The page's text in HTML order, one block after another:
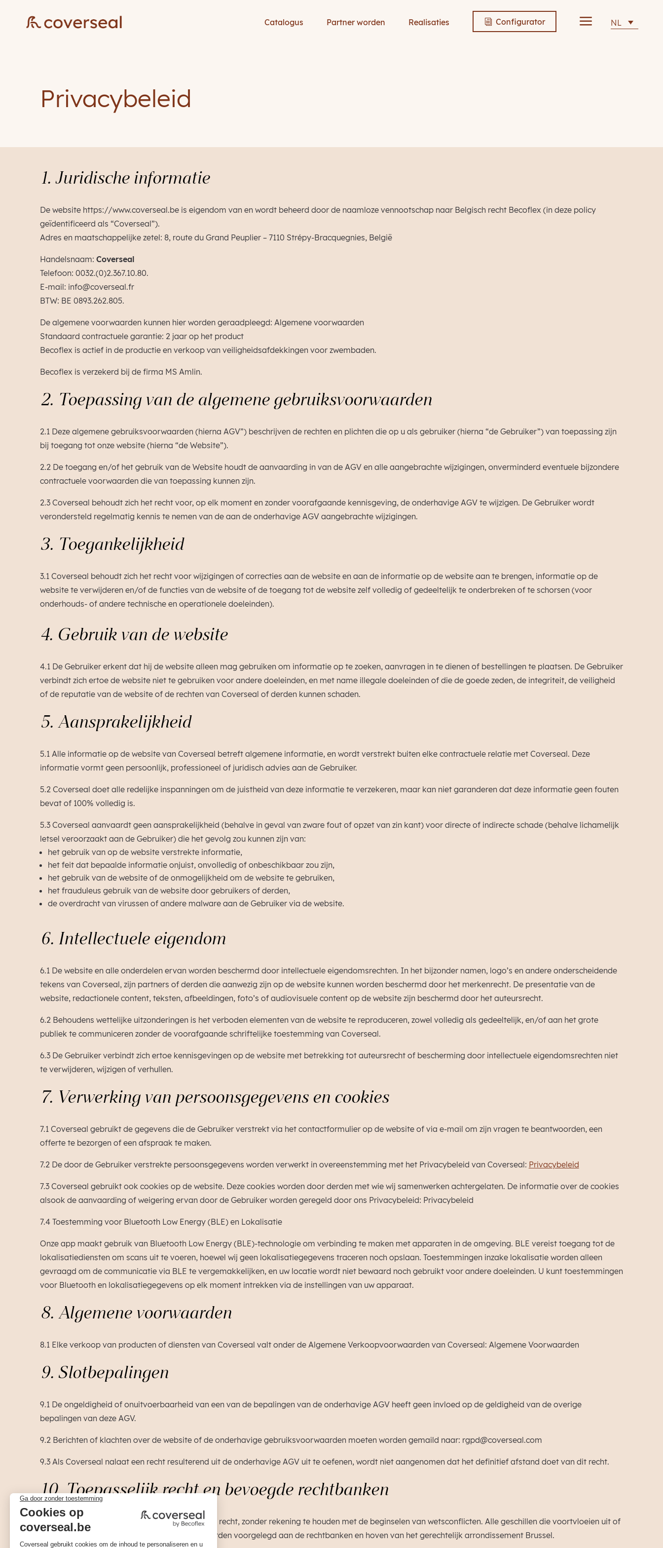
Catalogus Partner worden Realisaties i Configurator a NL
Privacybeleid
1. Juridische informatie
De website https://www.coverseal.be is eigendom van en wordt beheerd door de naamloze vennootschap naar Belgisch recht Becoflex (in deze policy
geïdentificeerd als “Coverseal”).
Adres en maatschappelijke zetel: 8, route du Grand Peuplier – 7110 Strépy-Bracquegnies, België
Handelsnaam: Coverseal
Telefoon: 0032.(0)2.367.10.80.
E-mail: info@coverseal.fr
BTW: BE 0893.262.805.
De algemene voorwaarden kunnen hier worden geraadpleegd: Algemene voorwaarden
Standaard contractuele garantie: 2 jaar op het product
Becoflex is actief in de productie en verkoop van veiligheidsafdekkingen voor zwembaden.
Becoflex is verzekerd bij de firma MS Amlin.
2. Toepassing van de algemene gebruiksvoorwaarden
2.1 Deze algemene gebruiksvoorwaarden (hierna AGV”) beschrijven de rechten en plichten die op u als gebruiker (hierna “de Gebruiker”) van toepassing zijn
bij toegang tot onze website (hierna “de Website”).
2.2 De toegang en/of het gebruik van de Website houdt de aanvaarding in van de AGV en alle aangebrachte wijzigingen, onverminderd eventuele bijzondere
contractuele voorwaarden die van toepassing kunnen zijn.
2.3 Coverseal behoudt zich het recht voor, op elk moment en zonder voorafgaande kennisgeving, de onderhavige AGV te wijzigen. De Gebruiker wordt
verondersteld regelmatig kennis te nemen van de aan de onderhavige AGV aangebrachte wijzigingen.
3. Toegankelijkheid
3.1 Coverseal behoudt zich het recht voor wijzigingen of correcties aan de website en aan de informatie op de website aan te brengen, informatie op de
website te verwijderen en/of de functies van de website of de toegang tot de website zelf volledig of gedeeltelijk te onderbreken of te schorsen (voor
onderhouds- of andere technische en operationele doeleinden).
4. Gebruik van de website
4.1 De Gebruiker erkent dat hij de website alleen mag gebruiken om informatie op te zoeken, aanvragen in te dienen of bestellingen te plaatsen. De Gebruiker
verbindt zich ertoe de website niet te gebruiken voor andere doeleinden, en met name illegale doeleinden of die de goede zeden, de integriteit, de veiligheid
of de reputatie van de website of de rechten van Coverseal of derden kunnen schaden.
5. Aansprakelijkheid
5.1 Alle informatie op de website van Coverseal betreft algemene informatie, en wordt verstrekt buiten elke contractuele relatie met Coverseal. Deze
informatie vormt geen persoonlijk, professioneel of juridisch advies aan de Gebruiker.
5.2 Coverseal doet alle redelijke inspanningen om de juistheid van deze informatie te verzekeren, maar kan niet garanderen dat deze informatie geen fouten
bevat of 100% volledig is.
5.3 Coverseal aanvaardt geen aansprakelijkheid (behalve in geval van zware fout of opzet van zin kant) voor directe of indirecte schade (behalve lichamelijk
letsel veroorzaakt aan de Gebruiker) die het gevolg zou kunnen zijn van:
het gebruik van op de website verstrekte informatie,
het feit dat bepaalde informatie onjuist, onvolledig of onbeschikbaar zou zijn,
het gebruik van de website of de onmogelijkheid om de website te gebruiken,
het frauduleus gebruik van de website door gebruikers of derden,
de overdracht van virussen of andere malware aan de Gebruiker via de website.
6. Intellectuele eigendom
6.1 De website en alle onderdelen ervan worden beschermd door intellectuele eigendomsrechten. In het bijzonder namen, logo’s en andere onderscheidende
tekens van Coverseal, zijn partners of derden die aanwezig zijn op de website kunnen worden beschermd door het merkenrecht. De presentatie van de
website, redactionele content, teksten, afbeeldingen, foto’s of audiovisuele content op de website zijn beschermd door het auteursrecht.
6.2 Behoudens wettelijke uitzonderingen is het verboden elementen van de website te reproduceren, zowel volledig als gedeeltelijk, en/of aan het grote
publiek te communiceren zonder de voorafgaande schriftelijke toestemming van Coverseal.
6.3 De Gebruiker verbindt zich ertoe kennisgevingen op de website met betrekking tot auteursrecht of bescherming door intellectuele eigendomsrechten niet
te verwijderen, wijzigen of verhullen.
7. Verwerking van persoonsgegevens en cookies
7.1 Coverseal gebruikt de gegevens die de Gebruiker verstrekt via het contactformulier op de website of via e-mail om zijn vragen te beantwoorden, een
offerte te bezorgen of een afspraak te maken.
7.2 De door de Gebruiker verstrekte persoonsgegevens worden verwerkt in overeenstemming met het Privacybeleid van Coverseal: Privacybeleid
7.3 Coverseal gebruikt ook cookies op de website. Deze cookies worden door derden met wie wij samenwerken achtergelaten. De informatie over de cookies
alsook de aanvaarding of weigering ervan door de Gebruiker worden geregeld door ons Privacybeleid: Privacybeleid
7.4 Toestemming voor Bluetooth Low Energy (BLE) en Lokalisatie
Onze app maakt gebruik van Bluetooth Low Energy (BLE)-technologie om verbinding te maken met apparaten in de omgeving. BLE vereist toegang tot de
lokalisatiediensten om scans uit te voeren, hoewel wij geen lokalisatiegegevens traceren noch opslaan. Toestemmingen inzake lokalisatie worden alleen
gevraagd om de communicatie via BLE te vergemakkelijken, en uw locatie wordt niet bewaard noch gebruikt voor andere doeleinden. U kunt toestemmingen
voor Bluetooth en lokalisatiegegevens op elk moment intrekken via de instellingen van uw apparaat.
8. Algemene voorwaarden
8.1 Elke verkoop van producten of diensten van Coverseal valt onder de Algemene Verkoopvoorwaarden van Coverseal: Algemene Voorwaarden
9. Slotbepalingen
9.1 De ongeldigheid of onuitvoerbaarheid van een van de bepalingen van de onderhavige AGV heeft geen invloed op de geldigheid van de overige
bepalingen van deze AGV.
9.2 Berichten of klachten over de website of de onderhavige gebruiksvoorwaarden moeten worden gemaild naar: rgpd@coverseal.com
9.3 Als Coverseal nalaat een recht resulterend uit de onderhavige AGV uit te oefenen, wordt niet aangenomen dat het definitief afstand doet van dit recht.
10. Toepasselijk recht en bevoegde rechtbanken
De onderhavige AGV vallen onder het Belgische recht, zonder rekening te houden met de beginselen van wetsconflicten. Alle geschillen die voortvloeien uit of
in verband staan met de onderhavige zullen worden voorgelegd aan de rechtbanken en hoven van het gerechtelijk arrondissement Brussel.